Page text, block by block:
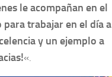
le acompañan en el
trabajar en el día a
y un ejemplo a
«.